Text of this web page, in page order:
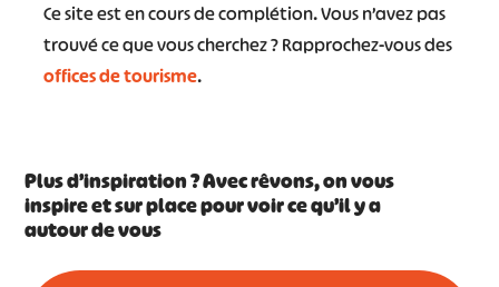
Ce site est en cours de complétion. Vous n’avez pas
trouvé ce que vous cherchez ? Rapprochez-vous des
offices de tourisme.
Plus d’inspiration ? Avec rêvons, on vous
inspire et sur place pour voir ce qu’il y a
autour de vous